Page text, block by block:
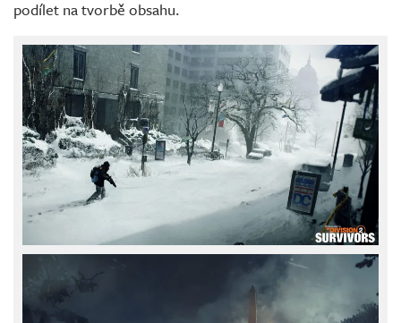
podílet na tvorbě obsahu.